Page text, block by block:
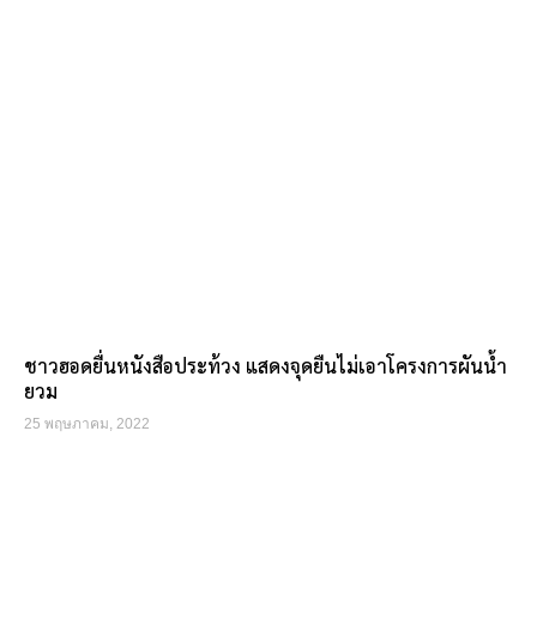
ชาวฮอดยื่นหนังสือประท้วง แสดงจุดยืนไม่เอาโครงการผันน้ำ
ยวม
25 พฤษภาคม, 2022